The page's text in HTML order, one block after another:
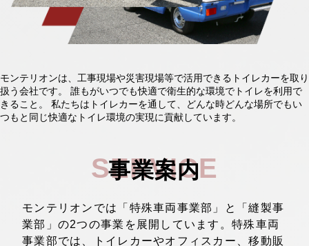
モンテリオンは、工事現場や災害現場等で活用できるトイレカーを取り
扱う会社です。 誰もがいつでも快適で衛生的な環境でトイレを利用で
きること。 私たちはトイレカーを通して、どんな時どんな場所でもい
つもと同じ快適なトイレ環境の実現に貢献しています。
SERVICE
事業案内
モンテリオンでは「特殊車両事業部」と「縫製事
業部」の2つの事業を展開しています。特殊車両
事業部では、トイレカーやオフィスカー、移動販